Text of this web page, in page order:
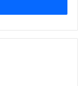
من أجل تبسيط سير
مطبعة على حدة، وتحدد
في حين تتولى أدوات
الفردية بما يضمن